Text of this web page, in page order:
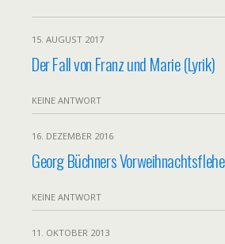
15. AUGUST 2017
Der Fall von Franz und Marie (Lyrik)
KEINE ANTWORT
16. DEZEMBER 2016
Georg Büchners
KEINE ANTWORT
11. OKTOBER 2013